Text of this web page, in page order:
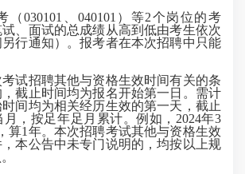
030101、040101）等2个岗位的考
、面试的总成绩从高到低由考生依次
行通知）。报考者在本次招聘中只能
招聘其他与资格生效时间有关的条
截止时间均为报名开始第一日。需计
间均为相关经历生效的第一天，截止
，按足年足月累计。例如，2024年3
算1年。本次招聘考试其他与资格生效
本公告中未专门说明的，均按以上规